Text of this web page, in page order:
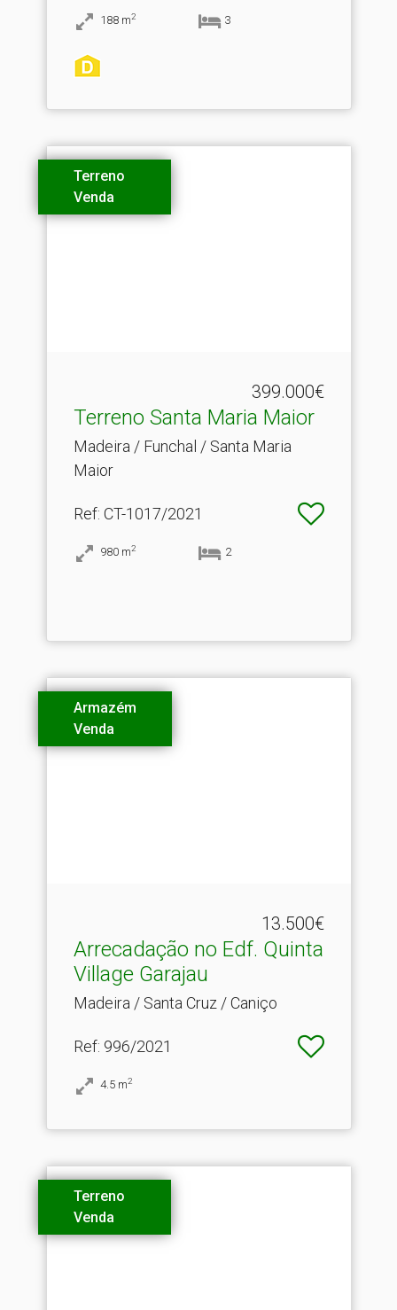
188 m2 3
Terreno
Venda
399.000€
Terreno Santa Maria Maior
Madeira / Funchal / Santa Maria
Maior
Ref: CT-1017/2021
980 m2 2
Armazém
Venda
13.500€
Arrecadação no Edf.​ Quinta
Village Garajau
Madeira / Santa Cruz / Caniço
Ref: 996/2021
4.5 m2
Terreno
Venda